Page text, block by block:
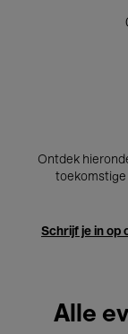
Ontdek
toekomstige
Schrijf je in op
Alle